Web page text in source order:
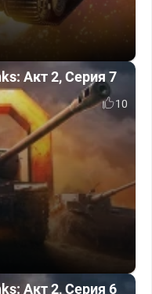
Акт 2, Серия 7
10
Акт 2, Серия 6